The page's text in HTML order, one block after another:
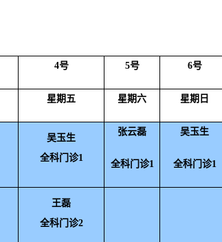
4号 5号 6号
星期五 星期六 星期日
吴玉生
全科门诊1
张云磊
全科门诊1
吴玉生
全科门诊1
王磊
全科门诊2